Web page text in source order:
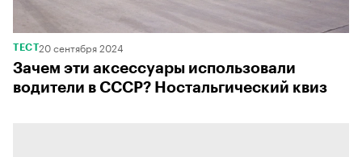
ТЕСТ 20 сентября 2024
Зачем эти аксессуары использовали
водители в СССР? Ностальгический квиз